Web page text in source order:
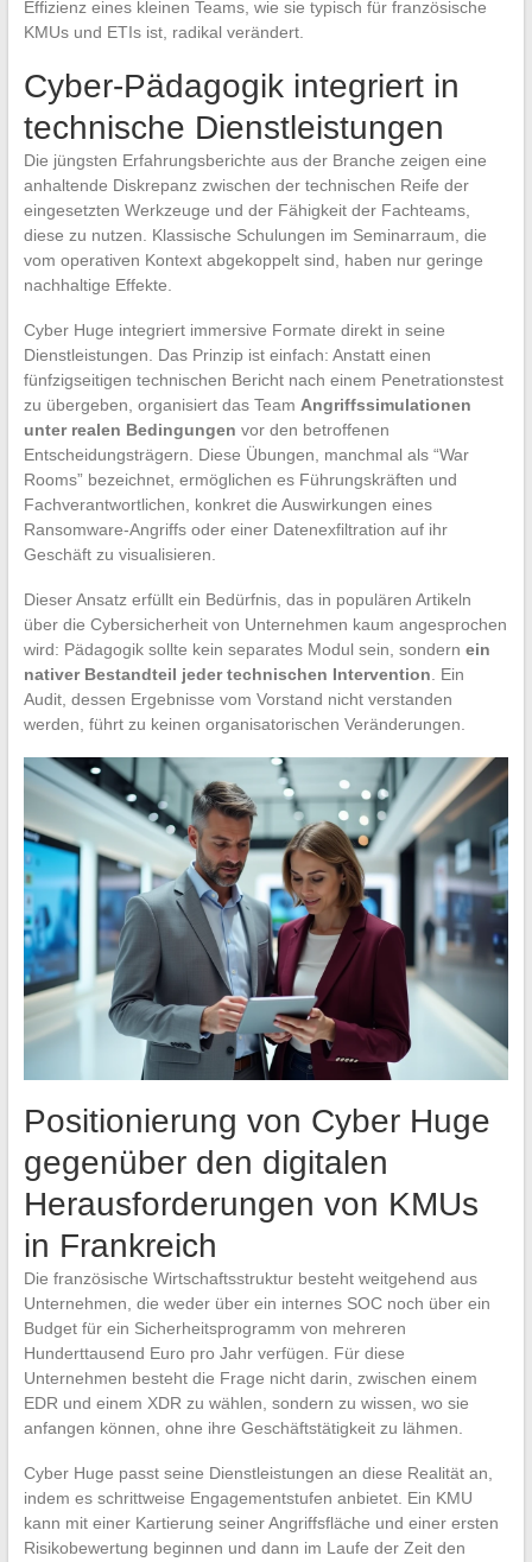
Effizienz eines kleinen Teams, wie sie typisch für französische
KMUs und ETIs ist, radikal verändert.
Cyber-Pädagogik integriert in
technische Dienstleistungen
Die jüngsten Erfahrungsberichte aus der Branche zeigen eine
anhaltende Diskrepanz zwischen der technischen Reife der
eingesetzten Werkzeuge und der Fähigkeit der Fachteams,
diese zu nutzen. Klassische Schulungen im Seminarraum, die
vom operativen Kontext abgekoppelt sind, haben nur geringe
nachhaltige Effekte.
Cyber Huge integriert immersive Formate direkt in seine
Dienstleistungen. Das Prinzip ist einfach: Anstatt einen
fünfzigseitigen technischen Bericht nach einem Penetrationstest
zu übergeben, organisiert das Team Angriffssimulationen
unter realen Bedingungen vor den betroffenen
Entscheidungsträgern. Diese Übungen, manchmal als “War
Rooms” bezeichnet, ermöglichen es Führungskräften und
Fachverantwortlichen, konkret die Auswirkungen eines
Ransomware-Angriffs oder einer Datenexfiltration auf ihr
Geschäft zu visualisieren.
Dieser Ansatz erfüllt ein Bedürfnis, das in populären Artikeln
über die Cybersicherheit von Unternehmen kaum angesprochen
wird: Pädagogik sollte kein separates Modul sein, sondern ein
nativer Bestandteil jeder technischen Intervention . Ein
Audit, dessen Ergebnisse vom Vorstand nicht verstanden
werden, führt zu keinen organisatorischen Veränderungen.
Positionierung von Cyber Huge
gegenüber den digitalen
Herausforderungen von KMUs
in Frankreich
Die französische Wirtschaftsstruktur besteht weitgehend aus
Unternehmen, die weder über ein internes SOC noch über ein
Budget für ein Sicherheitsprogramm von mehreren
Hunderttausend Euro pro Jahr verfügen. Für diese
Unternehmen besteht die Frage nicht darin, zwischen einem
EDR und einem XDR zu wählen, sondern zu wissen, wo sie
anfangen können, ohne ihre Geschäftstätigkeit zu lähmen.
Cyber Huge passt seine Dienstleistungen an diese Realität an,
indem es schrittweise Engagementstufen anbietet. Ein KMU
kann mit einer Kartierung seiner Angriffsfläche und einer ersten
Risikobewertung beginnen und dann im Laufe der Zeit den